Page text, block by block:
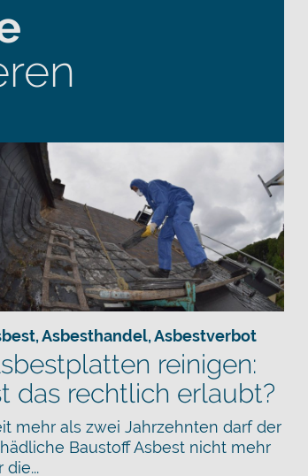
,Asbesthandel,Asbestverbot
reinigen:
das rechtlich erlaubt?
mehr als zwei Jahrzehnten darf der
Baustoff Asbest nicht mehr
die...